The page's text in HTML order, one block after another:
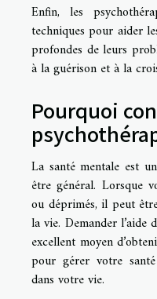
Enfin, les
techniques pour aider
profondes de leurs
à la guérison et à la
Pourquoi
La santé mentale est
être général. Lorsque
ou déprimés, il peut
la vie. Demander l’aide
excellent moyen
pour gérer votre
dans votre vie.